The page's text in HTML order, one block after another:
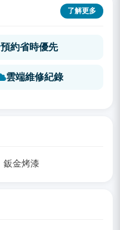
了解更多
預約省時優先
雲端維修紀錄
鈑金烤漆